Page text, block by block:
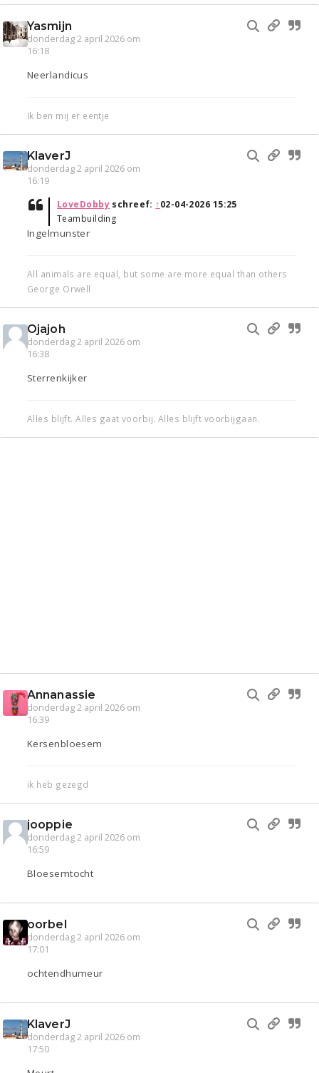
Yasmijn
donderdag 2 april 2026 om
16:18
Neerlandicus
Ik ben mij er eentje
KlaverJ
donderdag 2 april 2026 om
16:19
LoveDobbyschreef: ↑02-04-2026 15:25
Teambuilding
Ingelmunster
All animals are equal, but some are more equal than others
George Orwell
Ojajoh
donderdag 2 april 2026 om
16:38
Sterrenkijker
Alles blijft. Alles gaat voorbij. Alles blijft voorbijgaan.
Annanassie
donderdag 2 april 2026 om
16:39
Kersenbloesem
ik heb gezegd
jooppie
donderdag 2 april 2026 om
16:59
Bloesemtocht
oorbel
donderdag 2 april 2026 om
17:01
ochtendhumeur
KlaverJ
donderdag 2 april 2026 om
17:50